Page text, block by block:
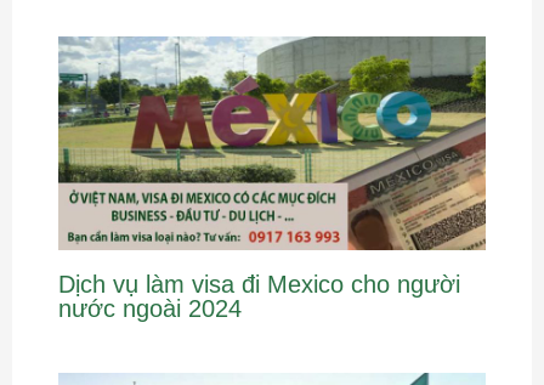
Dịch vụ làm visa đi Mexico cho người
nước ngoài 2024